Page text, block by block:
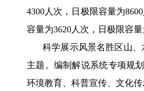
4300人次，日极限容量为
容量为3620人次，日极限容
科学展示风景名胜区山
主题。编制解说系统专项规
环境教育、科普宣传、文化传